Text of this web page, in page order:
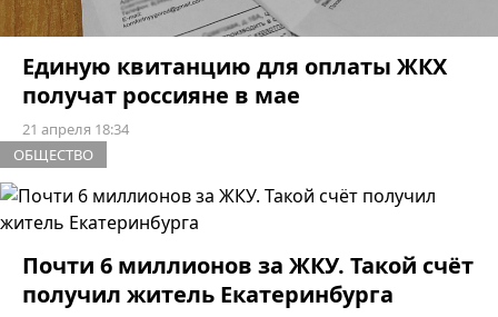
Единую квитанцию для оплаты ЖКХ
получат россияне в мае
21 апреля 18:34
ОБЩЕСТВО
Почти 6 миллионов за ЖКУ. Такой счёт
получил житель Екатеринбурга